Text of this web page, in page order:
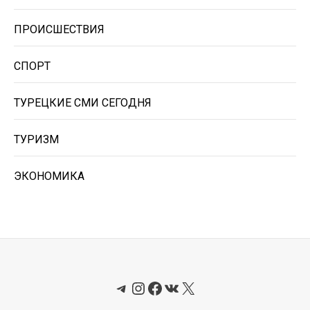
ПРОИСШЕСТВИЯ
СПОРТ
ТУРЕЦКИЕ СМИ СЕГОДНЯ
ТУРИЗМ
ЭКОНОМИКА
Telegram
Instagram
Facebook
ВКонтакте
X